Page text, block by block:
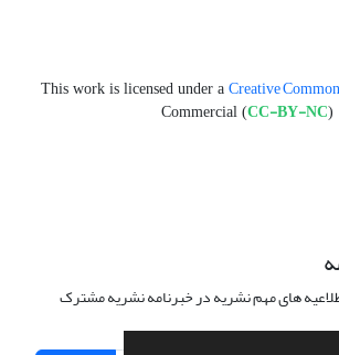
This work is licensed under a Creative
Commercial (CC-BY-NC)
های مهم نشریه در خبرنامه نشریه مشترک